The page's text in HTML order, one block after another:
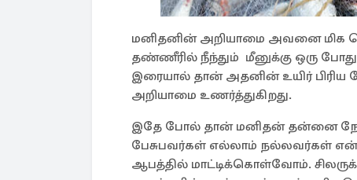
மனிதனின் அறியாமை அவனை மிக
தண்ணீரில் நீந்தும் மீனுக்கு ஒரு
இரையால் தான் அதனின் உயிர் பிரிய
அறியாமை உணர்த்துகிறது.
இதே போல் தான் மனிதன் தன்னை
பேசுபவர்கள் எல்லாம் நல்லவர்கள்
ஆபத்தில் மாட்டிக்கொள்வோம்.